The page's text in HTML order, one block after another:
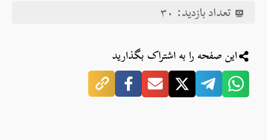
تعداد بازدید: ۳۰
این صفحه را به اشتراک بگذارید